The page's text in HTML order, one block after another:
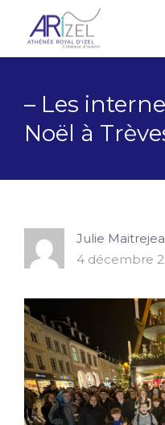
– Les
Noël à
Julie
4 décembre